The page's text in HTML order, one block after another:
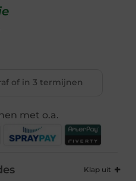
of in 3 termijnen
met o.a.